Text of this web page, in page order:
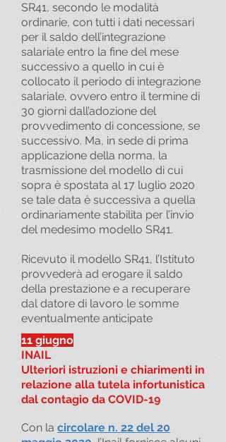
11 giugno
INAIL
Ulteriori istruzioni e chiarimenti in
relazione alla tutela infortunistica
dal contagio da COVID-19
Con la circolare n. 22 del 20
SR41, secondo le modalità
ordinarie, con tutti i dati necessari
per il saldo dell’integrazione
salariale entro la fine del mese
successivo a quello in cui è
collocato il periodo di integrazione
salariale, ovvero entro il termine di
30 giorni dall’adozione del
provvedimento di concessione, se
successivo. Ma, in sede di prima
applicazione della norma, la
trasmissione del modello di cui
sopra è spostata al 17 luglio 2020
se tale data è successiva a quella
ordinariamente stabilita per l’invio
del medesimo modello SR41.
Ricevuto il modello SR41, l’Istituto
provvederà ad erogare il saldo
della prestazione e a recuperare
dal datore di lavoro le somme
eventualmente anticipate